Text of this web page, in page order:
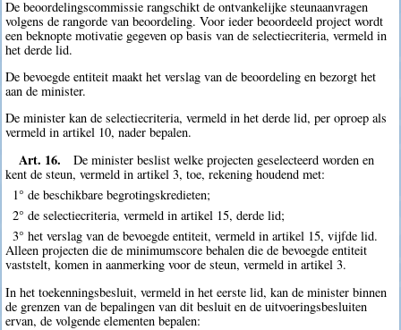
De beoordelingscommissie rangschikt de ontvankelijke steunaanvragen
volgens de rangorde van beoordeling. Voor ieder beoordeeld project wordt
een beknopte motivatie gegeven op basis van de selectiecriteria, vermeld in
het derde lid.
De bevoegde entiteit maakt het verslag van de beoordeling en bezorgt het
aan de minister.
De minister kan de selectiecriteria, vermeld in het derde lid, per oproep als
vermeld in artikel 10, nader bepalen.
Art. 16.
De minister beslist welke projecten geselecteerd worden en
kent de steun, vermeld in artikel 3, toe, rekening houdend met:
1° de beschikbare begrotingskredieten;
2° de selectiecriteria, vermeld in artikel 15, derde lid;
3° het verslag van de bevoegde entiteit, vermeld in artikel 15, vijfde lid.
Alleen projecten die de minimumscore behalen die de bevoegde entiteit
vaststelt, komen in aanmerking voor de steun, vermeld in artikel 3.
In het toekenningsbesluit, vermeld in het eerste lid, kan de minister binnen
de grenzen van de bepalingen van dit besluit en de uitvoeringsbesluiten
ervan, de volgende elementen bepalen: